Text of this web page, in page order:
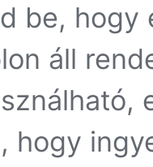
be,
áll
hogy